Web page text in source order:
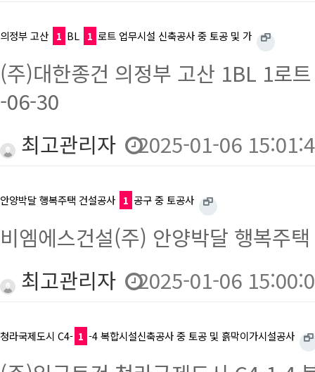
의정부 고산 1 BL 1 로트 업무시설 신축공사 중 토공 및 가
(주)대한종건 의정부 고산 1BL 1로
-06-30
최고관리자 2025-01-06
안양박달 행복주택 건설공사 1 공구 중 토공사
비엠에스건설(주) 안양박달 행복주
최고관리자 2025-01-06
청라국제도시 C4- 1 -4 복합시설신축공사 중 토공 및 흙막이가시설공사